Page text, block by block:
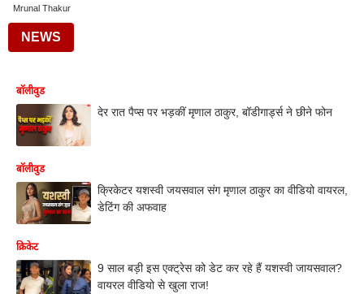
Mrunal Thakur
NEWS
बॉलीवुड
देर रात पैप्स पर भड़कीं मृणाल ठाकुर, बॉडीगार्ड्स ने छीने फोन
बॉलीवुड
क्रिकेटर यशस्वी जयसवाल संग मृणाल ठाकुर का वीडियो वायरल,
डेटिंग की अफवाह
क्रिकेट
9 साल बड़ी इस एक्ट्रेस को डेट कर रहे हैं यशस्वी जायसवाल?
वायरल वीडियो से खुला राज!